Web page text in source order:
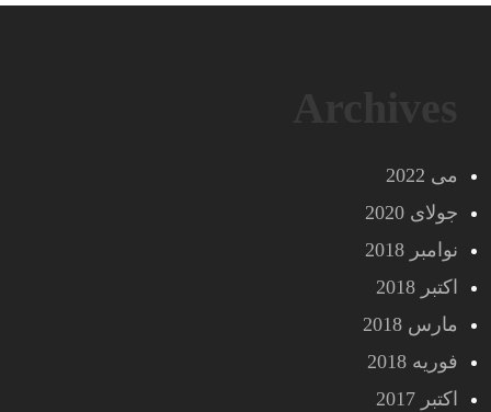
می 2022
جولای 2020
نوامبر 2018
اکتبر 2018
مارس 2018
فوریه 2018
اکتبر 2017